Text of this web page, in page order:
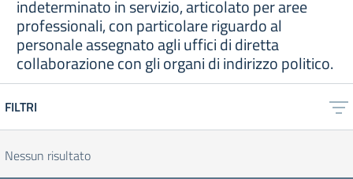
indeterminato in servizio, articolato per aree
professionali, con particolare riguardo al
personale assegnato agli uffici di diretta
collaborazione con gli organi di indirizzo politico.
FILTRI
Nessun risultato